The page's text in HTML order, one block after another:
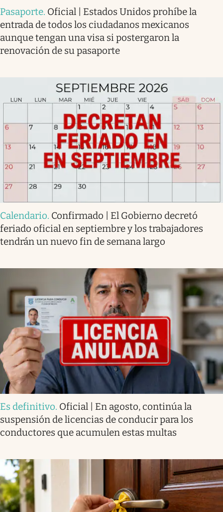
Pasaporte. Oficial | Estados Unidos prohíbe la
entrada de todos los ciudadanos mexicanos
aunque tengan una visa si postergaron la
renovación de su pasaporte
Calendario. Confirmado | El Gobierno decretó
feriado oficial en septiembre y los trabajadores
tendrán un nuevo fin de semana largo
Es definitivo. Oficial | En agosto, continúa la
suspensión de licencias de conducir para los
conductores que acumulen estas multas